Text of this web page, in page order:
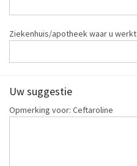
Ziekenhuis/apotheek waar u werkt
Uw suggestie
Opmerking voor: Ceftaroline